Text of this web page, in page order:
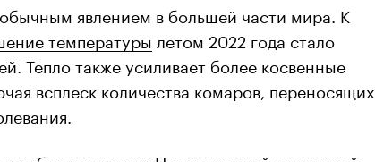
явлением в большей части мира. К
температуры летом 2022 года стало
Тепло также усиливает более косвенные
всплеск количества комаров, переносящих